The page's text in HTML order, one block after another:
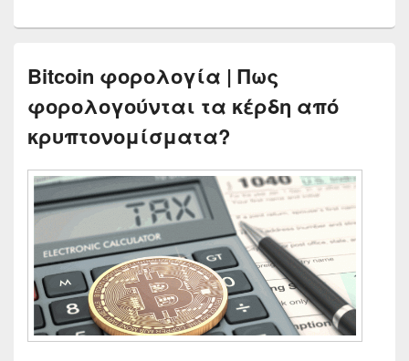
Bitcoin φορολογία | Πως
φορολογούνται τα κέρδη από
κρυπτονομίσματα?